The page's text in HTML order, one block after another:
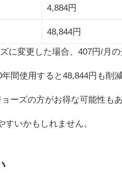
4,884円
48,844円
変更した場合、407円/月の
間使用すると48,844円も削減
ーズの方がお得な可能性もあ
いかもしれません。